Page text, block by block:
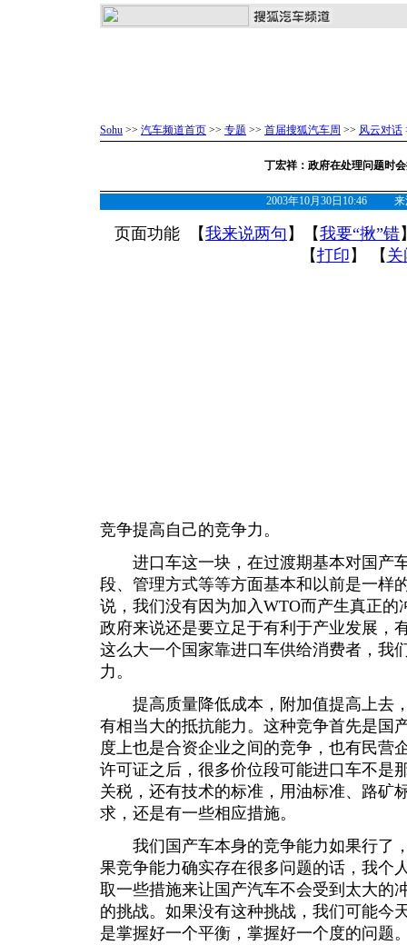
Sohu >> 汽车频道首页 >> 专题 >> 首届搜狐汽车周 >> 风云对话
丁宏祥：政府在处理问题时
2003年10月30日10:46 来
页面功能 【我来说两句 】【我要“揪”错
【打印 】 【 关
竞争提高自己的竞争力。
进口车这一块，在过渡期基本对国产
段、管理方式等等方面基本和以前是一样
说，我们没有因为加入WTO而产生真正
政府来说还是要立足于有利于产业发展，
这么大一个国家靠进口车供给消费者，我
力。
提高质量降低成本，附加值提高上去
有相当大的抵抗能力。这种竞争首先是国
度上也是合资企业之间的竞争，也有民营
许可证之后，很多价位段可能进口车不是
关税，还有技术的标准，用油标准、路矿
求，还是有一些相应措施。
我们国产车本身的竞争能力如果行了
果竞争能力确实存在很多问题的话，我个
取一些措施来让国产汽车不会受到太大的
的挑战。如果没有这种挑战，我们可能今
是掌握好一个平衡，掌握好一个度的问题